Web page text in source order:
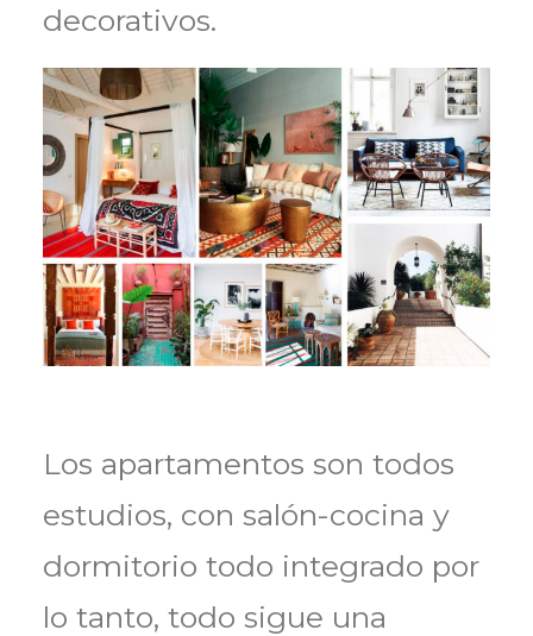
decorativos.
Los apartamentos son todos
estudios, con salón-cocina y
dormitorio todo integrado por
lo tanto, todo sigue una